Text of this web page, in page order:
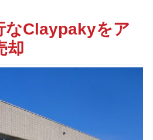
なClaypakyをア
却